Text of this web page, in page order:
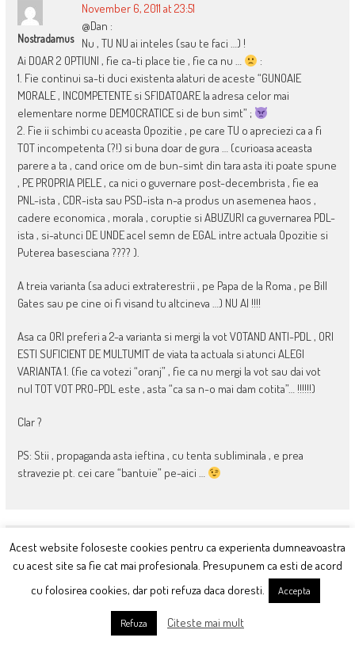
Nostradamus
November 6, 2011 at 23:51
@Dan :
Nu , TU NU ai inteles (sau te faci …) !
Ai DOAR 2 OPTIUNI , fie ca-ti place tie , fie ca nu …
:
1. Fie continui sa-ti duci existenta alaturi de aceste “GUNOAIE
MORALE , INCOMPETENTE si SFIDATOARE la adresa celor mai
elementare norme DEMOCRATICE si de bun simt” ;
2. Fie ii schimbi cu aceasta Opozitie , pe care TU o apreciezi ca a fi
TOT incompetenta (?!) si buna doar de gura … (curioasa aceasta
parere a ta , cand orice om de bun-simt din tara asta iti poate spune
, PE PROPRIA PIELE , ca nici o guvernare post-decembrista , fie ea
PNL-ista , CDR-ista sau PSD-ista n-a produs un asemenea haos ,
cadere economica , morala , coruptie si ABUZURI ca guvernarea PDL-
ista , si-atunci DE UNDE acel semn de EGAL intre actuala Opozitie si
Puterea basesciana ???? ).
A treia varianta (sa aduci extraterestrii , pe Papa de la Roma , pe Bill
Gates sau pe cine oi fi visand tu altcineva …) NU AI !!!!
Asa ca ORI preferi a 2-a varianta si mergi la vot VOTAND ANTI-PDL , ORI
ESTI SUFICIENT DE MULTUMIT de viata ta actuala si atunci ALEGI
VARIANTA 1. (fie ca votezi “oranj” , fie ca nu mergi la vot sau dai vot
nul TOT VOT PRO-PDL este , asta “ca sa n-o mai dam cotita”… !!!!!!)
Clar ?
PS: Stii , propaganda asta ieftina , cu tenta subliminala , e prea
stravezie pt. cei care “bantuie” pe-aici …
November 7, 2011 at 00:08
Scuze Victore , dar mai am un PS:
Dane , spui : “sa puna mina sa-l dea jos pe dictatorul
asta nenorocit si sa declanseze alegeri anticipate iar atunci o sa aiba
sprijinul adevarat in strada al intregii tari.”
Acest website foloseste cookies pentru ca experienta dumneavoastra
cu acest site sa fie cat mai profesionala. Presupunem ca esti de acord
cu folosirea cookies, dar poti refuza daca doresti.
Accepta
Refuza Citeste mai mult